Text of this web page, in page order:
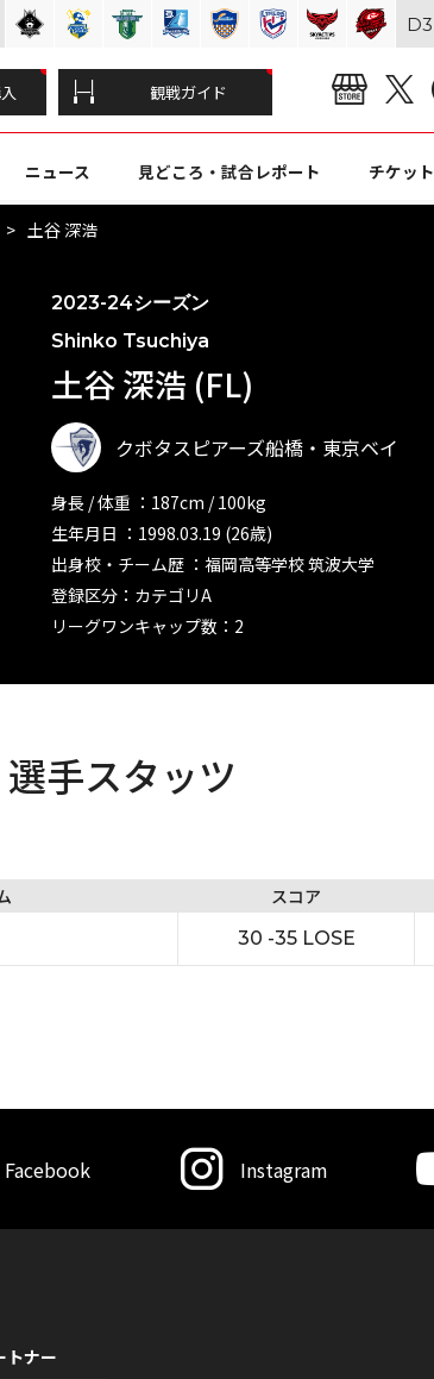
観戦ガイド
ニュース 見どころ・試合レポート チケット
土谷 深浩
2023-24シーズン
Shinko Tsuchiya
土谷 深浩 (FL)
クボタスピアーズ船橋・東京ベイ
身長 / 体重 ：187cm / 100kg
生年月日 ：1998.03.19 (26歳)
出身校・チーム歴 ：福岡高等学校 筑波大学
登録区分：カテゴリA
リーグワンキャップ数：2
選手スタッツ
スコア
30 -35 LOSE
D3
Facebook Instagram
トナー